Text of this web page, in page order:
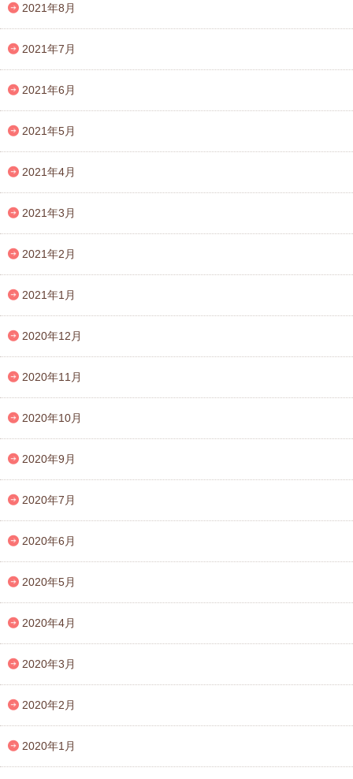
2021年8月
2021年7月
2021年6月
2021年5月
2021年4月
2021年3月
2021年2月
2021年1月
2020年12月
2020年11月
2020年10月
2020年9月
2020年7月
2020年6月
2020年5月
2020年4月
2020年3月
2020年2月
2020年1月